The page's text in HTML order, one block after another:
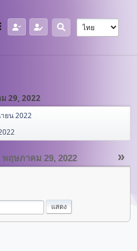
29, 2022
ยน 2022
»
ฤษภาคม 29, 2022